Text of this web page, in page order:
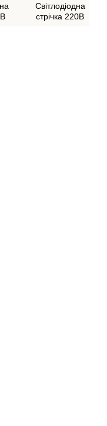
Світлодіодна
стрічка 220В